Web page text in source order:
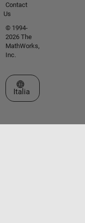
Contact
Us
© 1994-
2026 The
MathWorks,
Inc.
Seleziona un sito web
Italia